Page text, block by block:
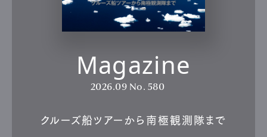
Magazine
2026.09 No. 580
クルーズ船ツアーから南極観測隊まで